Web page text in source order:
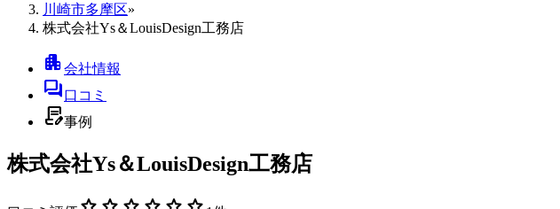
川崎市多摩区»
株式会社Ys＆LouisDesign工務店
apartment会社情報
forum口コミ
contract_edit事例
株式会社Ys＆LouisDesign工務店